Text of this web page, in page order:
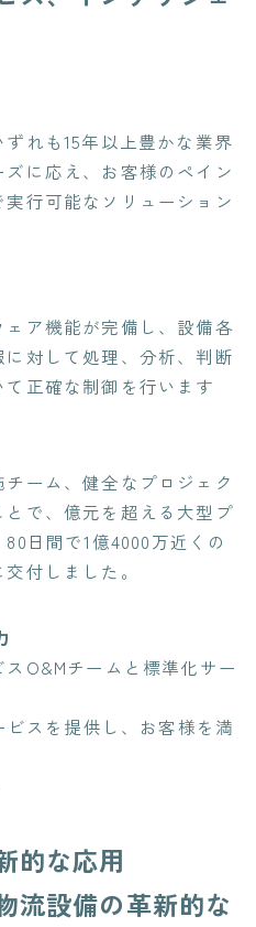
れも15年以上豊かな業界
に応え、お客様のペイン
行可能なソリューション
ア機能が完備し、設備各
対して処理、分析、判断
正確な制御を行います
ーム、健全なプロジェク
とで、億元を超える大型プ
日間で1億4000万近くの
付しました。
O&Mチームと標準化サー
スを提供し、お客様を満
的な応用
流設備の革新的な